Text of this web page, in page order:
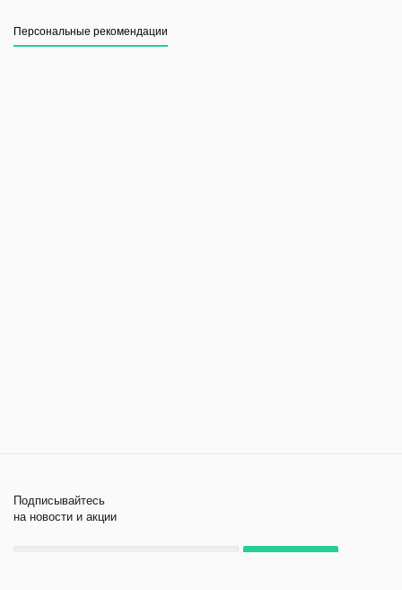
Персональные рекомендации
Подписывайтесь
на новости и акции